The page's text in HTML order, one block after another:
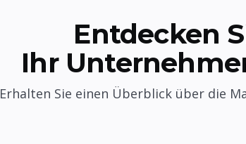
Entdecken
Ihr
Erhalten Sie einen Überblick über die